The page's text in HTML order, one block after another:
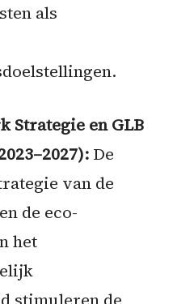
als
Strategie en GLB
De
van de
de eco-
het